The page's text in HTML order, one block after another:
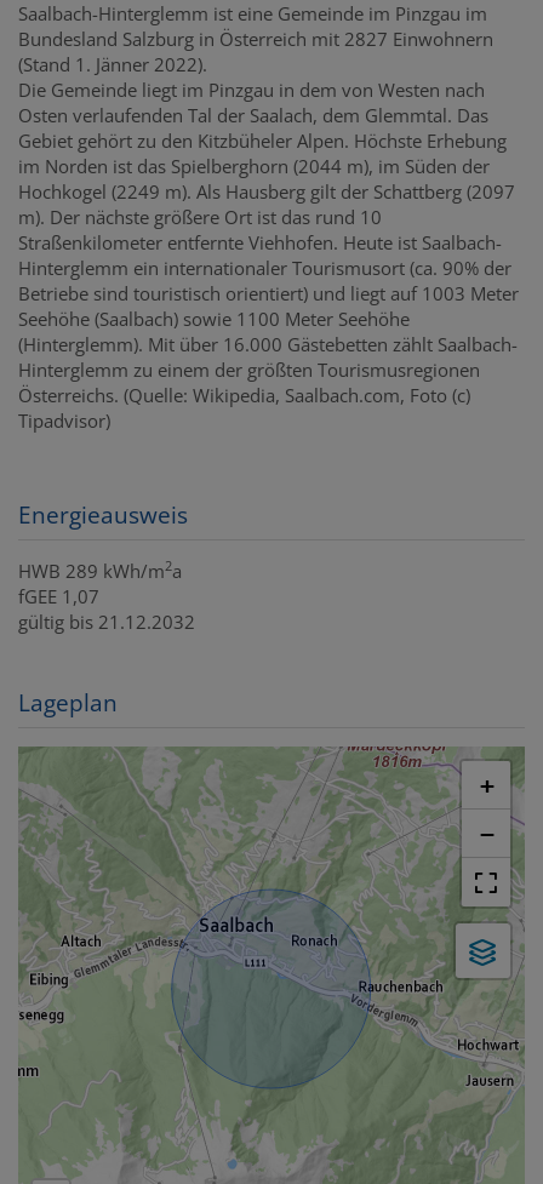
Saalbach-Hinterglemm ist eine Gemeinde im Pinzgau im
Bundesland Salzburg in Österreich mit 2827 Einwohnern
(Stand 1. Jänner 2022).
Die Gemeinde liegt im Pinzgau in dem von Westen nach
Osten verlaufenden Tal der Saalach, dem Glemmtal. Das
Gebiet gehört zu den Kitzbüheler Alpen. Höchste Erhebung
im Norden ist das Spielberghorn (2044 m), im Süden der
Hochkogel (2249 m). Als Hausberg gilt der Schattberg (2097
m). Der nächste größere Ort ist das rund 10
Straßenkilometer entfernte Viehhofen. Heute ist Saalbach-
Hinterglemm ein internationaler Tourismusort (ca. 90% der
Betriebe sind touristisch orientiert) und liegt auf 1003 Meter
Seehöhe (Saalbach) sowie 1100 Meter Seehöhe
(Hinterglemm). Mit über 16.000 Gästebetten zählt Saalbach-
Hinterglemm zu einem der größten Tourismusregionen
Österreichs. (Quelle: Wikipedia, Saalbach.com, Foto (c)
Tipadvisor)
Energieausweis
HWB 289 kWh/m2a
fGEE 1,07
gültig bis 21.12.2032
Lageplan
+
−